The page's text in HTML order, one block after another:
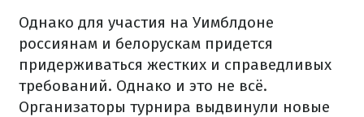
Однако для участия на Уимблдоне
россиянам и белорускам придется
придерживаться жестких и справедливых
требований. Однако и это не всё.
Организаторы турнира выдвинули новые